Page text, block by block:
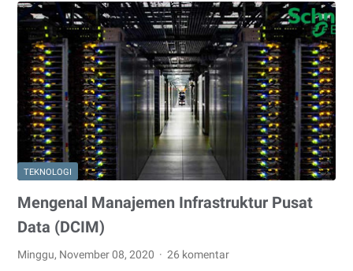
Jenis
Rack
Server
TEKNOLOGI
Mengenal Manajemen Infrastruktur Pusat
Data (DCIM)
Minggu, November 08, 2020 26 komentar